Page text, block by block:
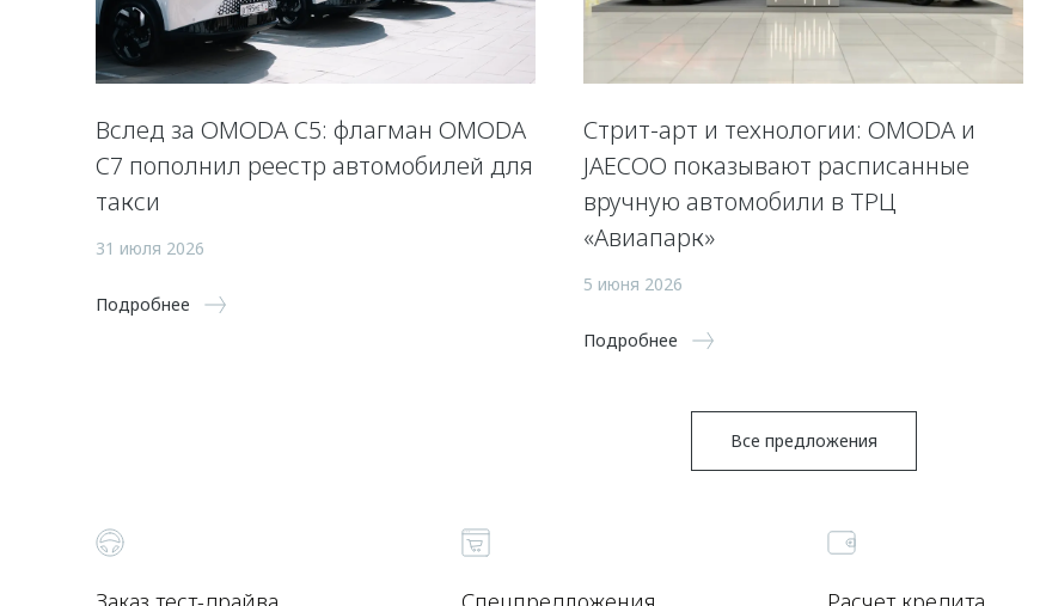
Вслед за OMODA C5: флагман OMODA
C7 пополнил реестр автомобилей для
такси
31 июля 2026
Подробнее
Стрит-арт и технологии: OMODA и
JAECOO показывают расписанные
вручную автомобили в ТРЦ
«Авиапарк»
5 июня 2026
Подробнее
Все предложения